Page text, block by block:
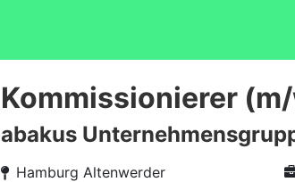
Kommissionierer
abakus
Hamburg Altenwerder